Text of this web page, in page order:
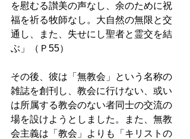
を慰むる讃美の声なし、余のために祝
福を祈る牧師なし。大自然の無限と交
通し、また、失せにし聖者と霊交を結
ぶ」（Ｐ55）
その後、彼は「無教会」という名称の
雑誌を創刊し、教会に行けない、或い
は所属する教会のない者同士の交流の
場を設けようとしました。また、無教
会主義は「教会」よりも「キリストの